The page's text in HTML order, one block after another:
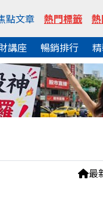
點文章 熱門標籤
講座 暢銷排行
最